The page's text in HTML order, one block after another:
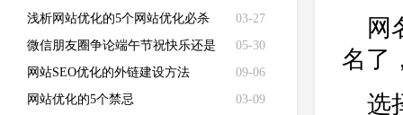
03-27
浅析网站优化的5个网站优化必杀
技！
05-30
微信朋友圈争论端午节祝快乐还是
安康，人民日报：探讨值得点赞
09-06
网站SEO优化的外链建设方法
03-09
网站优化的5个禁忌
网
名了
选